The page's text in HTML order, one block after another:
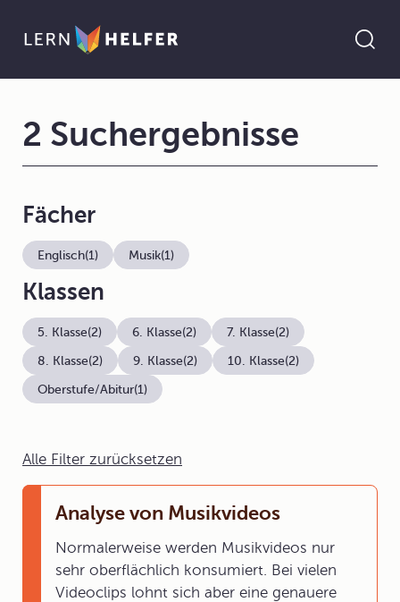
Alle Filter zurücksetzen
Analyse von Musikvideos
Normalerweise werden Musikvideos nur
sehr oberflächlich konsumiert. Bei vielen
Videoclips lohnt sich aber eine genauere
2 Suchergebnisse
Fächer
Englisch(1) Musik(1)
Klassen
5. Klasse(2) 6. Klasse(2) 7. Klasse(2)
8. Klasse(2) 9. Klasse(2) 10. Klasse(2)
Oberstufe/Abitur(1)